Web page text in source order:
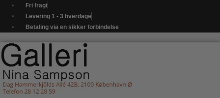
indholdet
Fri fragt
Levering 1 - 3 hverdage
Betaling via en sikker forbindelse